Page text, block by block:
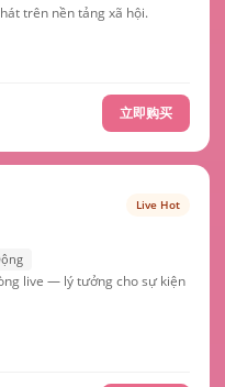
trên nền tảng xã hội.
立即购买
Live Hot
live — lý tưởng cho sự kiện